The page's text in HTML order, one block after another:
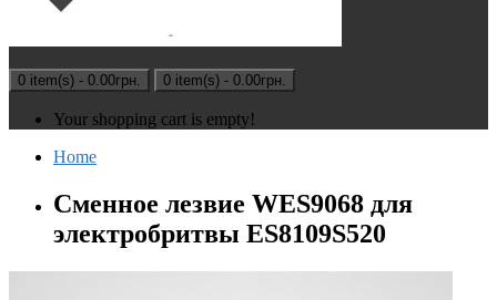
0 item(s) - 0.00грн. 0 item(s) - 0.00грн.
Your shopping cart is empty!
Home
Сменное лезвие WES9068 для
электробритвы ES8109S520